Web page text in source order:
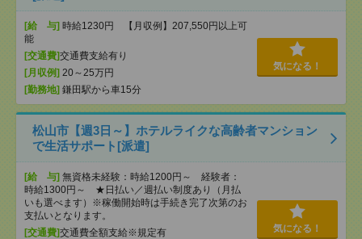
[給 与] 時給1230円 【月収例】207,550円以上可
能
[交通費]交通費支給有り
[月収例] 20～25万円
[勤務地] 鎌田駅から車15分
気になる！
松山市【週3日～】ホテルライクな高齢者マンション
で生活サポート[派遣]
[給 与] 無資格未経験：時給1200円～ 経験者：
時給1300円～ ★日払い／週払い制度あり（月払
いも選べます）※稼働開始時は手続き完了次第のお
支払いとなります。
[交通費]交通費全額支給※規定有
気になる！